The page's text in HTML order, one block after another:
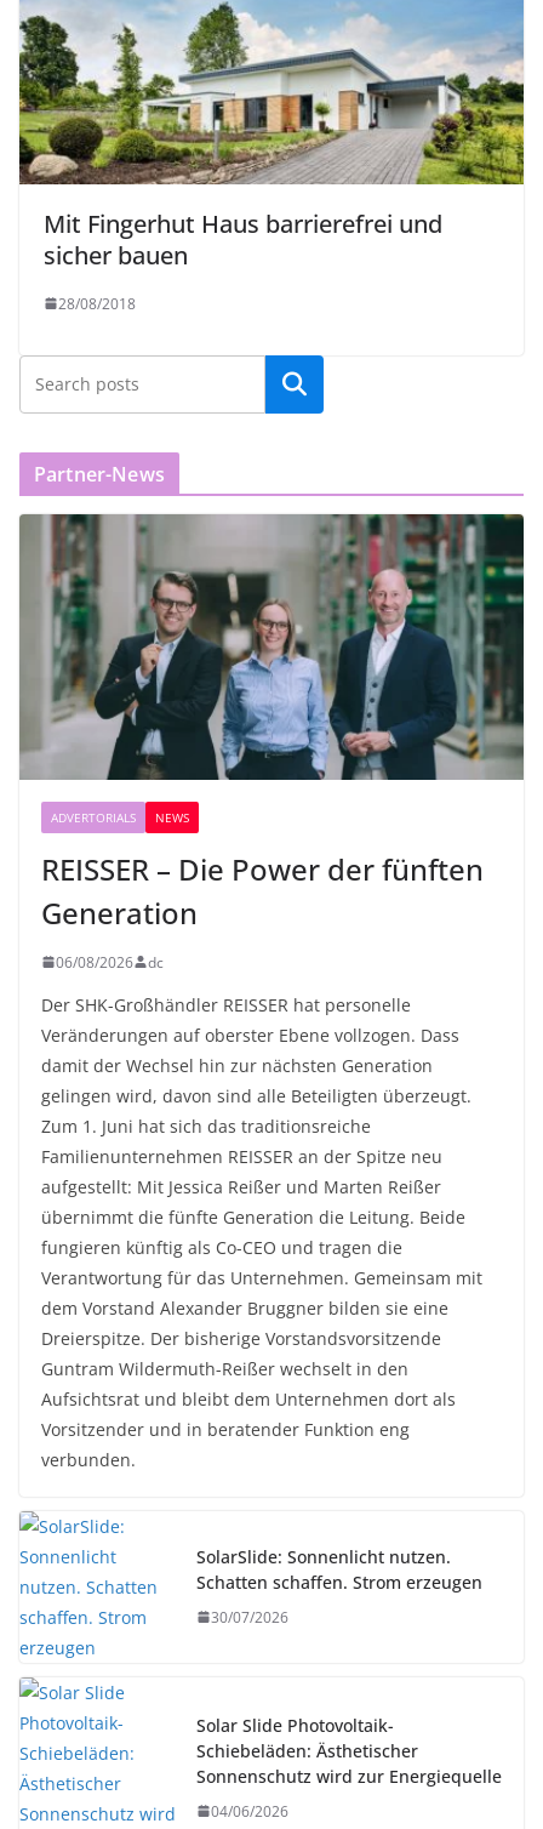
Mit Fingerhut Haus barrierefrei und
sicher bauen
28/08/2018
Partner-News
ADVERTORIALS NEWS
REISSER – Die Power der fünften
Generation
06/08/2026 dc
Der SHK-Großhändler REISSER hat personelle
Veränderungen auf oberster Ebene vollzogen. Dass
damit der Wechsel hin zur nächsten Generation
gelingen wird, davon sind alle Beteiligten überzeugt.
Zum 1. Juni hat sich das traditionsreiche
Familienunternehmen REISSER an der Spitze neu
aufgestellt: Mit Jessica Reißer und Marten Reißer
übernimmt die fünfte Generation die Leitung. Beide
fungieren künftig als Co-CEO und tragen die
Verantwortung für das Unternehmen. Gemeinsam mit
dem Vorstand Alexander Bruggner bilden sie eine
Dreierspitze. Der bisherige Vorstandsvorsitzende
Guntram Wildermuth-Reißer wechselt in den
Aufsichtsrat und bleibt dem Unternehmen dort als
Vorsitzender und in beratender Funktion eng
verbunden.
SolarSlide: Sonnenlicht nutzen.
Schatten schaffen. Strom erzeugen
30/07/2026
Solar Slide Photovoltaik-
Schiebeläden: Ästhetischer
Sonnenschutz wird zur Energiequelle
04/06/2026